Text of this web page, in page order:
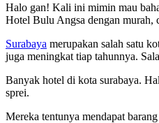
Halo gan! Kali ini mimin mau
Hotel Bulu Angsa dengan murah,
Surabaya merupakan salah satu
juga meningkat tiap tahunnya.
Banyak hotel di kota surabaya.
sprei.
Mereka tentunya mendapat